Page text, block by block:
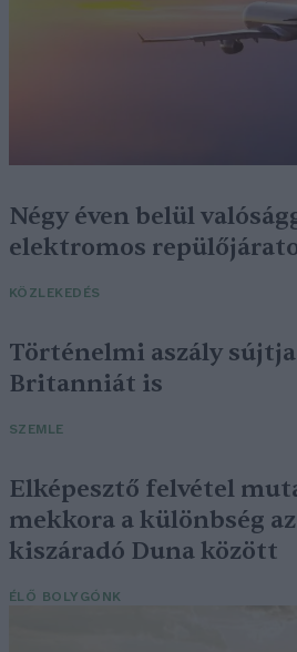
Négy éven belül
elektromos
KÖZLEKEDÉS
Történelmi aszály
Britanniát is
SZEMLE
Elképesztő felvétel
mekkora a különbség
kiszáradó Duna között
ÉLŐ BOLYGÓNK